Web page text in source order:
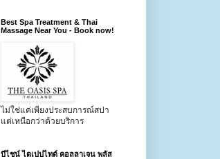
Best Spa Treatment & Thai
Massage Near You - Book now!
ไม่ใช่แค่เพียงประสบการณ์สปา
แต่เหนือกว่าด้วยบริการ
บีไชน์ ไดเปปไทด์ คอลลาเจน พลัส